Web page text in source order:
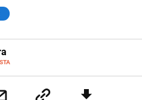
nella scrittura di